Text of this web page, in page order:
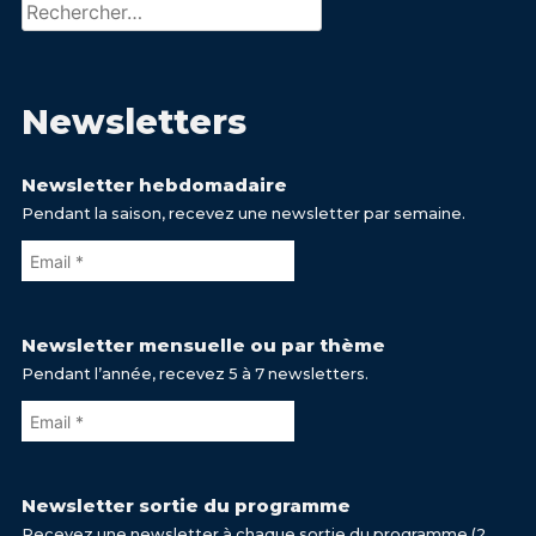
Rechercher :
Newsletters
Newsletter hebdomadaire
Pendant la saison, recevez une newsletter par semaine.
Newsletter mensuelle ou par thème
Pendant l’année, recevez 5 à 7 newsletters.
Newsletter sortie du programme